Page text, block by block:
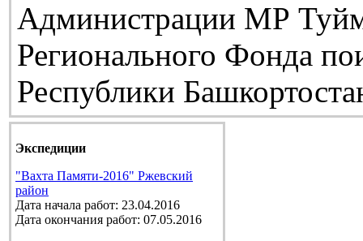
Администрации МР
Регионального Фонда
Республики
Экспедиции
"Вахта Памяти-2016" Ржевский
район
Дата начала работ: 23.04.2016
Дата окончания работ: 07.05.2016